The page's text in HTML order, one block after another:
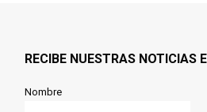
RECIBE NUESTRAS NOTICIAS
Nombre